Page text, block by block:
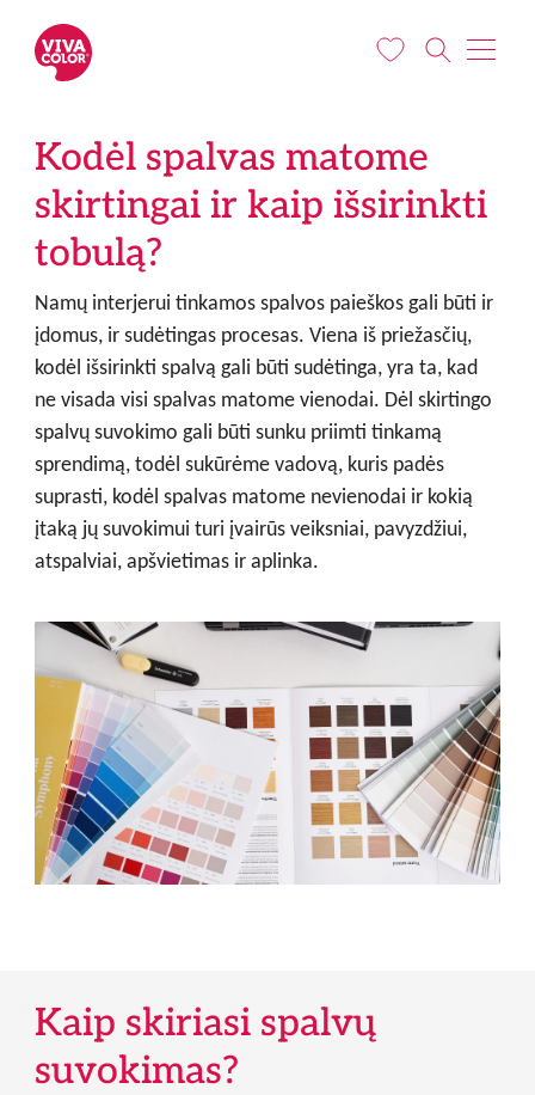
Kodėl spalvas matome
skirtingai ir kaip išsirinkti
tobulą?
Namų interjerui tinkamos spalvos paieškos gali būti ir
įdomus, ir sudėtingas procesas. Viena iš priežasčių,
kodėl išsirinkti spalvą gali būti sudėtinga, yra ta, kad
ne visada visi spalvas matome vienodai. Dėl skirtingo
spalvų suvokimo gali būti sunku priimti tinkamą
sprendimą, todėl sukūrėme vadovą, kuris padės
suprasti, kodėl spalvas matome nevienodai ir kokią
įtaką jų suvokimui turi įvairūs veiksniai, pavyzdžiui,
atspalviai, apšvietimas ir aplinka.
Kaip skiriasi spalvų
suvokimas?